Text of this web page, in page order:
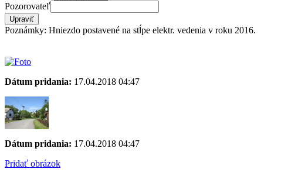
Pozorovateľ
Poznámky: Hniezdo postavené na stĺpe elektr. vedenia v roku 2016.
Dátum pridania: 17.04.2018 04:47
Dátum pridania: 17.04.2018 04:47
Pridať obrázok